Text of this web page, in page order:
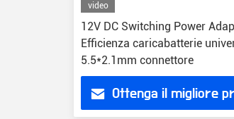
video
12V DC Switching Power
Efficienza caricabatterie
5.5*2.1mm connettore
Ottenga il migliore